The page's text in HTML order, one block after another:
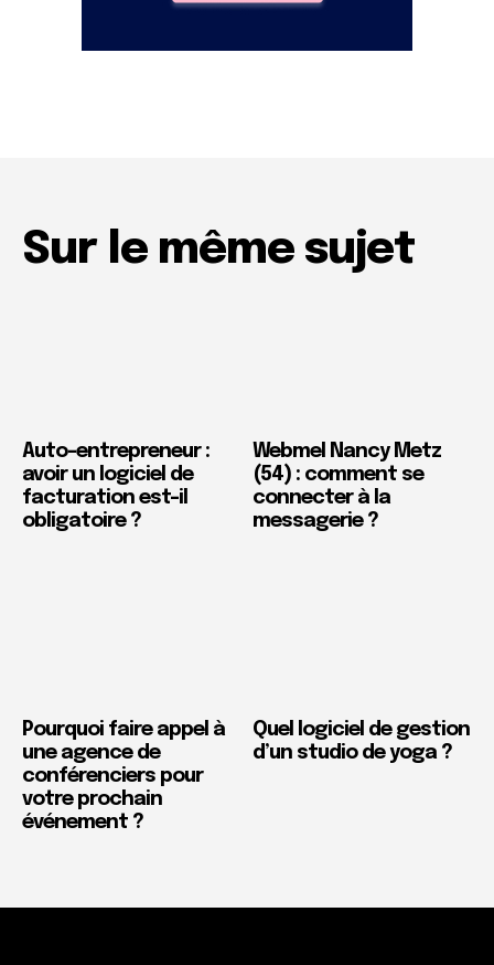
Sur le même sujet
Auto-entrepreneur :
avoir un logiciel de
facturation est-il
obligatoire ?
Webmel Nancy Metz
(54) : comment se
connecter à la
messagerie ?
Pourquoi faire appel à
une agence de
conférenciers pour
votre prochain
événement ?
Quel logiciel de gestion
d’un studio de yoga ?